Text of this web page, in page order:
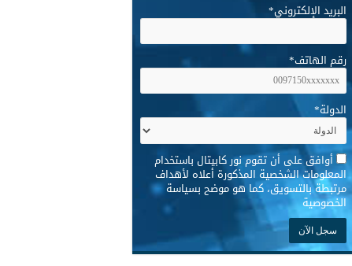
البريد الإلكتروني*
رقم الهاتف*
الدولة*
* أوافق على أن تقوم نور كابيتال باستخدام
المعلومات الشخصية المذكورة أعلاه لأهداف
مرتبطة بالتسويق، كما هو موضح بسياسة
الخصوصية